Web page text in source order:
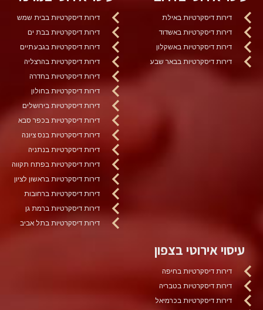
דירות דיסקרטיות באילת
דירות דיסקרטיות באשדוד
דירות דיסקרטיות באשקלון
דירות דיסקרטיות בבאר שבע
דירות דיסקרטיות בבית שמש
דירות דיסקרטיות בבת ים
דירות דיסקרטיות בגבעתיים
דירות דיסקרטיות בהרצליה
דירות דיסקרטיות בחדרה
דירות דיסקרטיות בחולון
דירות דיסקרטיות בירושלים
דירות דיסקרטיות בכפר סבא
דירות דיסקרטיות בנס ציונה
דירות דיסקרטיות בנתניה
דירות דיסקרטיות בפתח תקווה
דירות דיסקרטיות בראשון לציון
דירות דיסקרטיות ברחובות
דירות דיסקרטיות ברמת גן
דירות דיסקרטיות בתל אביב
עיסוי אירוטי בצפון
דירות דיסקרטיות בחיפה
דירות דיסקרטיות בטבריה
דירות דיסקרטיות בכרמיאל